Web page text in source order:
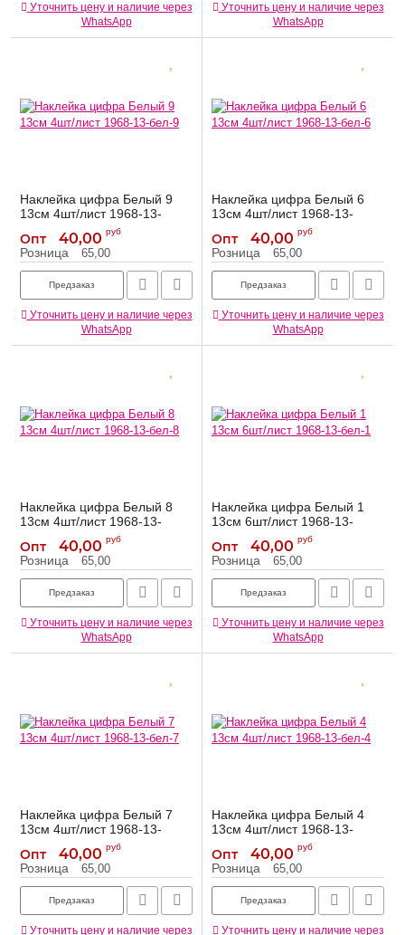
Уточнить цену и наличие через
WhatsApp
Уточнить цену и наличие через
WhatsApp
Наклейка цифра Белый 9
13см 4шт/лист 1968-13-
Артикул: 1968-13-бел-9
Опт 40,00 руб
Розница 65,00
Предзаказ
Уточнить цену и наличие через
WhatsApp
Наклейка цифра Белый 6
13см 4шт/лист 1968-13-
Артикул: 1968-13-бел-6
Опт 40,00 руб
Розница 65,00
Предзаказ
Уточнить цену и наличие через
WhatsApp
Наклейка цифра Белый 8
13см 4шт/лист 1968-13-
Артикул: 1968-13-бел-8
Опт 40,00 руб
Розница 65,00
Предзаказ
Уточнить цену и наличие через
WhatsApp
Наклейка цифра Белый 1
13см 6шт/лист 1968-13-
Артикул: 1968-13-бел-1
Опт 40,00 руб
Розница 65,00
Предзаказ
Уточнить цену и наличие через
WhatsApp
Наклейка цифра Белый 7
13см 4шт/лист 1968-13-
Артикул: 1968-13-бел-7
Опт 40,00 руб
Розница 65,00
Предзаказ
Уточнить цену и наличие через
Наклейка цифра Белый 4
13см 4шт/лист 1968-13-
Артикул: 1968-13-бел-4
Опт 40,00 руб
Розница 65,00
Предзаказ
Уточнить цену и наличие через